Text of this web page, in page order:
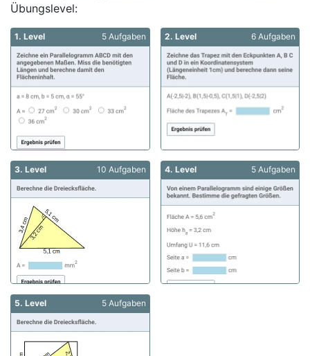
Übungslevel:
1. Level 5 Aufgaben 2. Level 6 Aufgaben
3. Level 10 Aufgaben 4. Level 5 Aufgaben
5. Level 5 Aufgaben